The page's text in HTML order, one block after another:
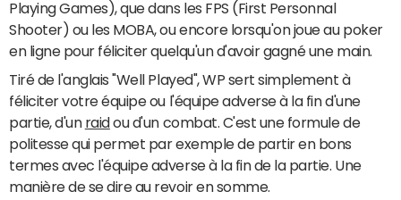
Playing Games), que dans les FPS (First Personnal
Shooter) ou les MOBA, ou encore lorsqu'on joue au poker
en ligne pour féliciter quelqu'un d'avoir gagné une main.
Tiré de l'anglais "Well Played", WP sert simplement à
féliciter votre équipe ou l'équipe adverse à la fin d'une
partie, d'un raid ou d'un combat. C'est une formule de
politesse qui permet par exemple de partir en bons
termes avec l'équipe adverse à la fin de la partie. Une
manière de se dire au revoir en somme.